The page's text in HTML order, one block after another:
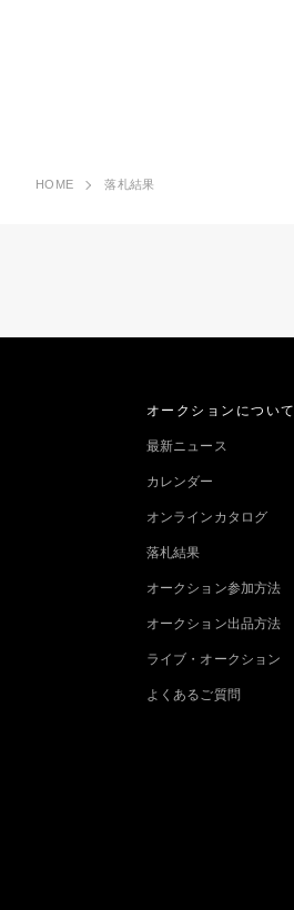
HOME 落札結果
オークションについて
最新ニュース
カレンダー
オンラインカタログ
落札結果
オークション参加方法
オークション出品方法
ライブ・オークション
よくあるご質問